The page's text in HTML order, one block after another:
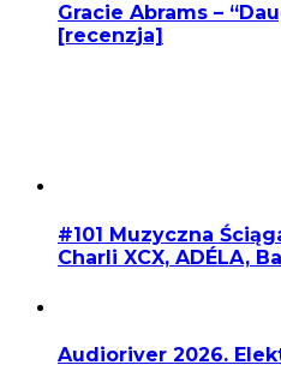
Gracie Abrams –
[recenzja]
#101 Muzyczna
Charli XCX, ADÉLA,
Audioriver 2026.